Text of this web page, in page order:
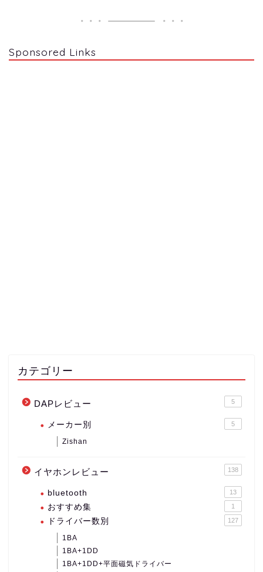
Sponsored Links
カテゴリー
DAPレビュー 5
メーカー別 5
Zishan
イヤホンレビュー 138
bluetooth 13
おすすめ集 1
ドライバー数別 127
1BA
1BA+1DD
1BA+1DD+平面磁気ドライバー